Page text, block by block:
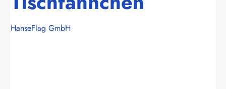
HanseFlag GmbH